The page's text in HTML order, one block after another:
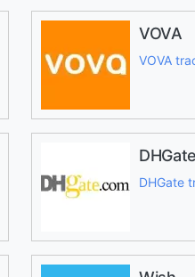
VOVA
VOVA
DHGate
DHGate